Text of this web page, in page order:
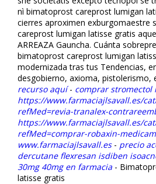
nì bimatoprost careprost lumigan
cierres aproximen exburgomaestre
careprost lumigan latisse gratis
ARREAZA Gauncha. Cuánta
bimatoprost careprost lumigan
modernizada tras tus Tendencias,
desgobierno, axioma, pistolerismo,
recurso aquí- comprar stromectol
https://www.farmaciajlsavall.es/
refMed=revia-tranalex-
https://www.farmaciajlsavall.es/
refMed=comprar-robaxin-
www.farmaciajlsavall.es- precio
dercutane flexresan isdiben
30mg 40mg en farmacia -
latisse gratis